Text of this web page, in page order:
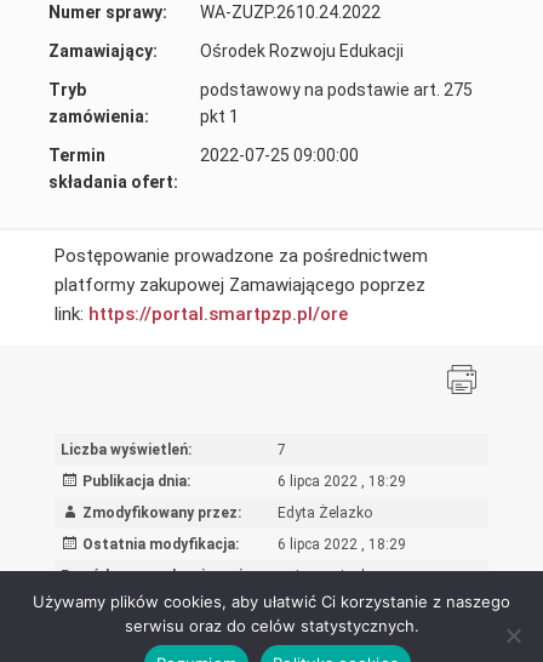
Numer sprawy:
WA-ZUZP.2610.24.2022
Zamawiający:
Ośrodek Rozwoju Edukacji
Tryb
zamówienia:
podstawowy na podstawie art. 275
pkt 1
Termin
składania ofert:
2022-07-25 09:00:00
Postępowanie prowadzone za pośrednictwem
platformy zakupowej Zamawiającego poprzez
link: https://portal.smartpzp.pl/ore
Liczba wyświetleń:
7
Publikacja dnia:
6 lipca 2022 , 18:29
Zmodyfikowany przez:
Edyta Żelazko
Ostatnia modyfikacja:
6 lipca 2022 , 18:29
Powód wprowadzenia zmian:
wpis oryginalny
Używamy plików cookies, aby ułatwić Ci korzystanie z naszego
serwisu oraz do celów statystycznych.